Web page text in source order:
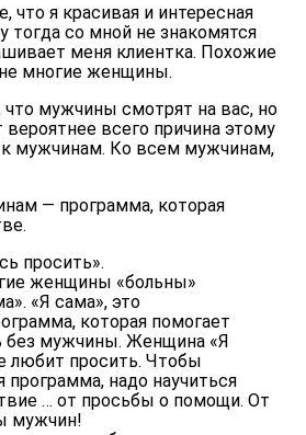
что я красивая и интересная
тогда со мной не знакомятся
меня клиентка. Похожие
многие женщины.
что мужчины смотрят на вас, но
вероятнее всего причина этому
мужчинам. Ко всем мужчинам,
— программа, которая
просить».
женщины «больны»
«Я сама», это
которая помогает
мужчины. Женщина «Я
любит просить. Чтобы
программа, надо научиться
… от просьбы о помощи. От
мужчин!